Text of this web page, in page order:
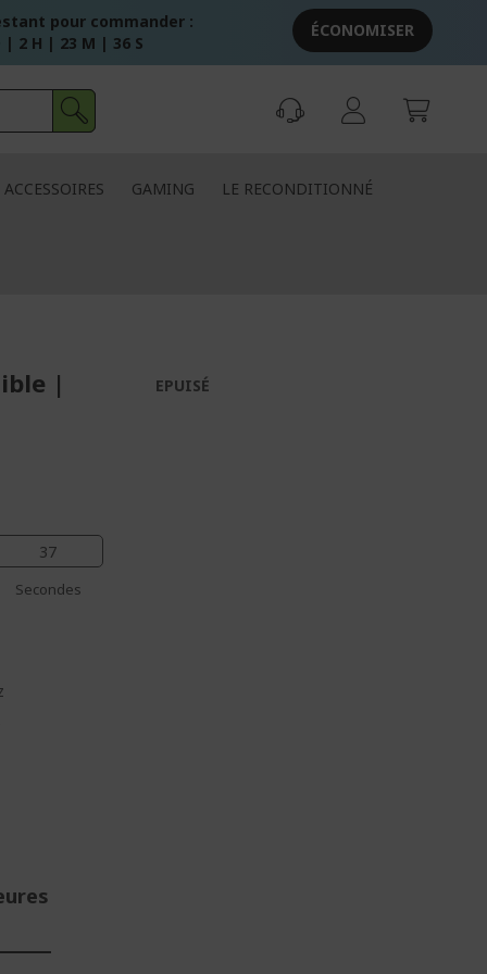
pour commander :
| 2 H | 23 M | 35 S
ÉCONOMISER
ACCESSOIRES GAMING LE RECONDITIONNÉ
|
36
Secondes
EPUISÉ